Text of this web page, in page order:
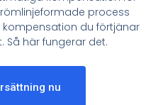
process
du förtjänar
Så här fungerar det.
nu